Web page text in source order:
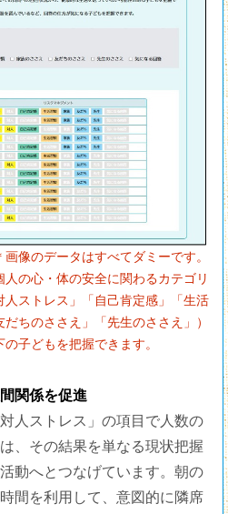
画像のデータはすべてダミーです。
の心・体の安全に関わるカテゴリ
人ストレス」「自己肯定感」「生活
ちのささえ」「先生のささえ」）
子どもを把握できます。
関係を促進
人ストレス」の項目で人数の
、その結果を単なる現状把握
動へとつなげています。朝の
間を利用して、意図的に隣席